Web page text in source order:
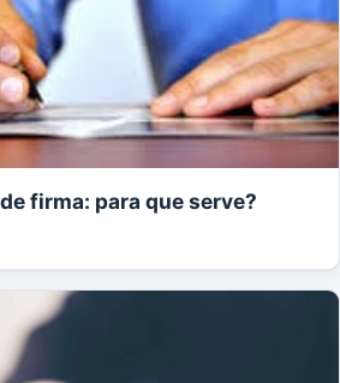
firma: para que serve?